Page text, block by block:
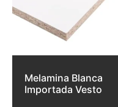
Melamina Blanca
Importada Vesto